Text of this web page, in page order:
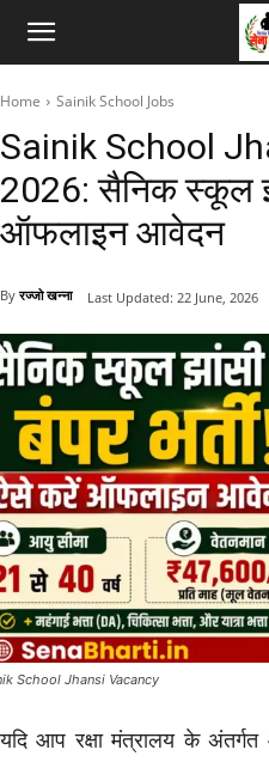
Home Sainik School Jobs
Sainik School
2026: सैनिक स्कूल
ऑफलाइन आवेदन
By रज्जो खन्ना Last Updated: 22 June, 2026
School Jhansi Vacancy
यदि आप रक्षा मंत्रालय के